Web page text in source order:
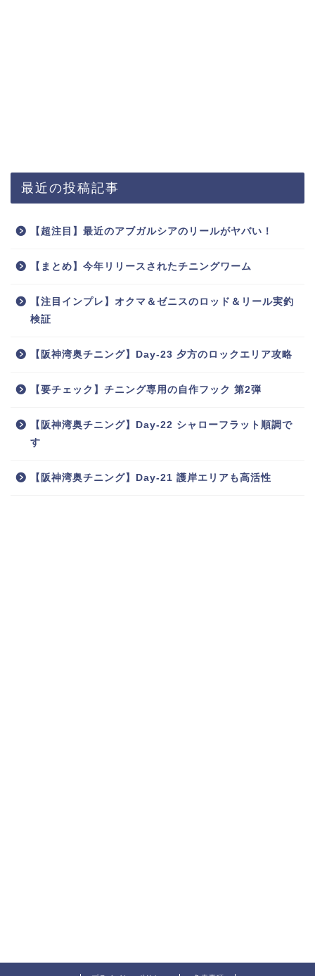
最近の投稿記事
【超注目】最近のアブガルシアのリールがヤバい！
【まとめ】今年リリースされたチニングワーム
【注目インプレ】オクマ＆ゼニスのロッド＆リール実釣
検証
【阪神湾奥チニング】Day-23 夕方のロックエリア攻略
【要チェック】チニング専用の自作フック 第2弾
【阪神湾奥チニング】Day-22 シャローフラット順調で
す
【阪神湾奥チニング】Day-21 護岸エリアも高活性